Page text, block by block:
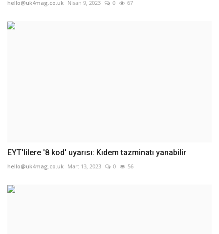
hello@uk4mag.co.uk Nisan 9, 2023 0 67
EYT'lilere '8 kod' uyarısı: Kıdem tazminatı yanabilir
hello@uk4mag.co.uk Mart 13, 2023 0 56